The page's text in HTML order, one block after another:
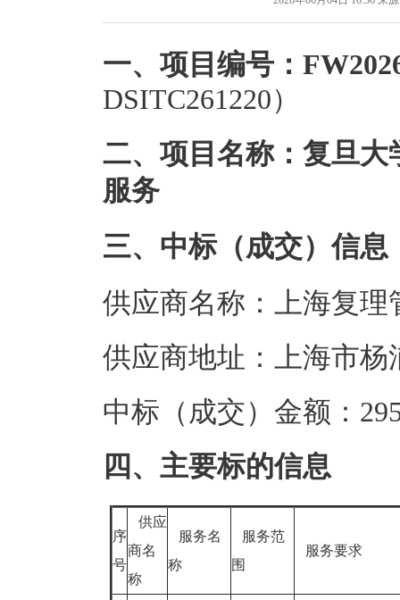
一、项目编号：
DSITC261220）
二、项目名称：复旦大
服务
三、中标（成交）信息
供应商名称：上海复理
供应商地址：上海市杨
中标（成交）金额：
四、主要标的信息
序
号
供应
商名
称
服务名
称
服务范
围
服务要求